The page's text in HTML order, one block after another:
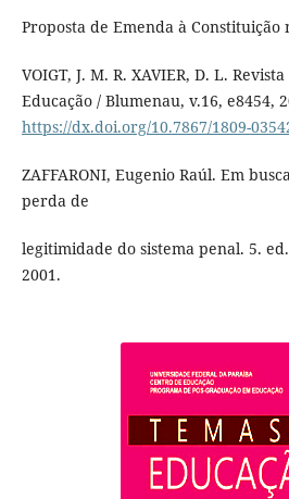
Proposta de Emenda à Constituição
VOIGT, J. M. R. XAVIER, D. L.
Educação / Blumenau, v.16, e8454,
https://dx.doi.org/10.7867/1809-
ZAFFARONI, Eugenio Raúl. Em
perda de
legitimidade do sistema penal. 5.
2001.